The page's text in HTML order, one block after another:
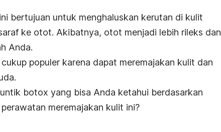
bertujuan untuk menghaluskan kerutan di kulit
ke otot. Akibatnya, otot menjadi lebih rileks dan
Anda.
populer karena dapat meremajakan kulit dan
botox yang bisa Anda ketahui berdasarkan
meremajakan kulit ini?